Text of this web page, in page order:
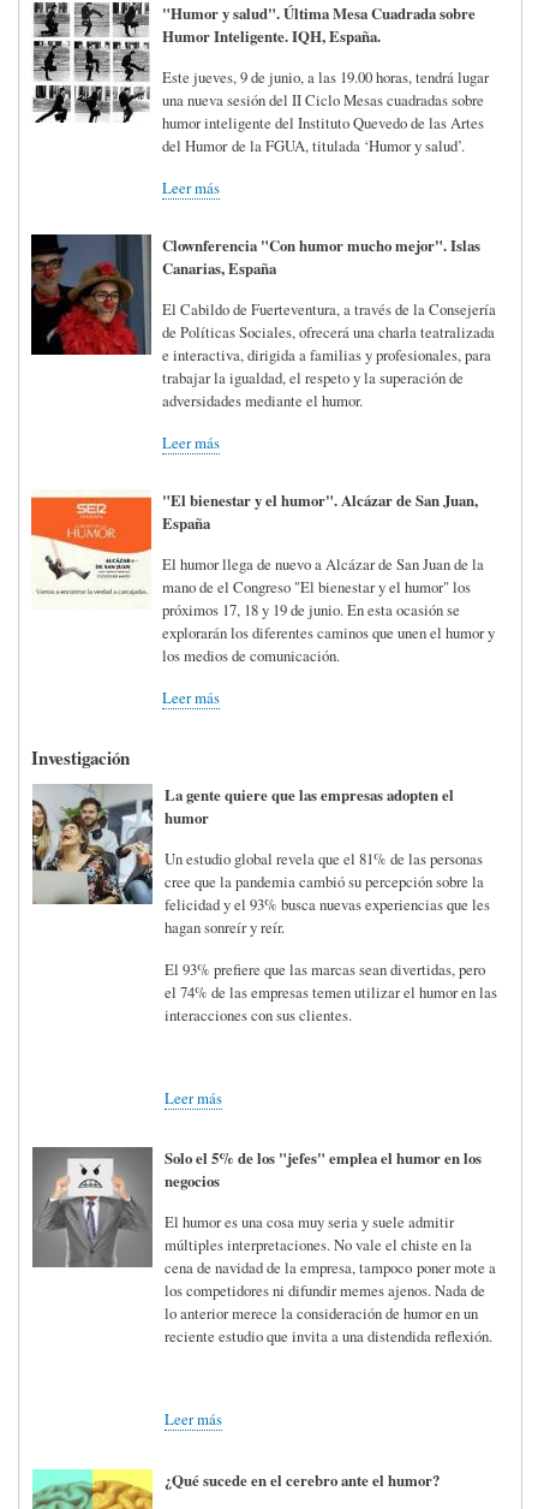
"Humor y salud". Última Mesa Cuadrada sobre
Humor Inteligente. IQH, España.
Este jueves, 9 de junio, a las 19.00 horas, tendrá lugar
una nueva sesión del II Ciclo Mesas cuadradas sobre
humor inteligente del Instituto Quevedo de las Artes
del Humor de la FGUA, titulada ‘Humor y salud’.
Leer más
Clownferencia "Con humor mucho mejor". Islas
Canarias, España
El Cabildo de Fuerteventura, a través de la Consejería
de Políticas Sociales, ofrecerá una charla teatralizada
e interactiva, dirigida a familias y profesionales, para
trabajar la igualdad, el respeto y la superación de
adversidades mediante el humor.
Leer más
"El bienestar y el humor". Alcázar de San Juan,
España
El humor llega de nuevo a Alcázar de San Juan de la
mano de el Congreso "El bienestar y el humor" los
próximos 17, 18 y 19 de junio. En esta ocasión se
explorarán los diferentes caminos que unen el humor y
los medios de comunicación.
Leer más
Investigación
La gente quiere que las empresas adopten el
humor
Un estudio global revela que el 81% de las personas
cree que la pandemia cambió su percepción sobre la
felicidad y el 93% busca nuevas experiencias que les
hagan sonreír y reír.
El 93% prefiere que las marcas sean divertidas, pero
el 74% de las empresas temen utilizar el humor en las
interacciones con sus clientes.
Leer más
Solo el 5% de los "jefes" emplea el humor en los
negocios
El humor es una cosa muy seria y suele admitir
múltiples interpretaciones. No vale el chiste en la
cena de navidad de la empresa, tampoco poner mote a
los competidores ni difundir memes ajenos. Nada de
lo anterior merece la consideración de humor en un
reciente estudio que invita a una distendida reflexión.
Leer más
¿Qué sucede en el cerebro ante el humor?